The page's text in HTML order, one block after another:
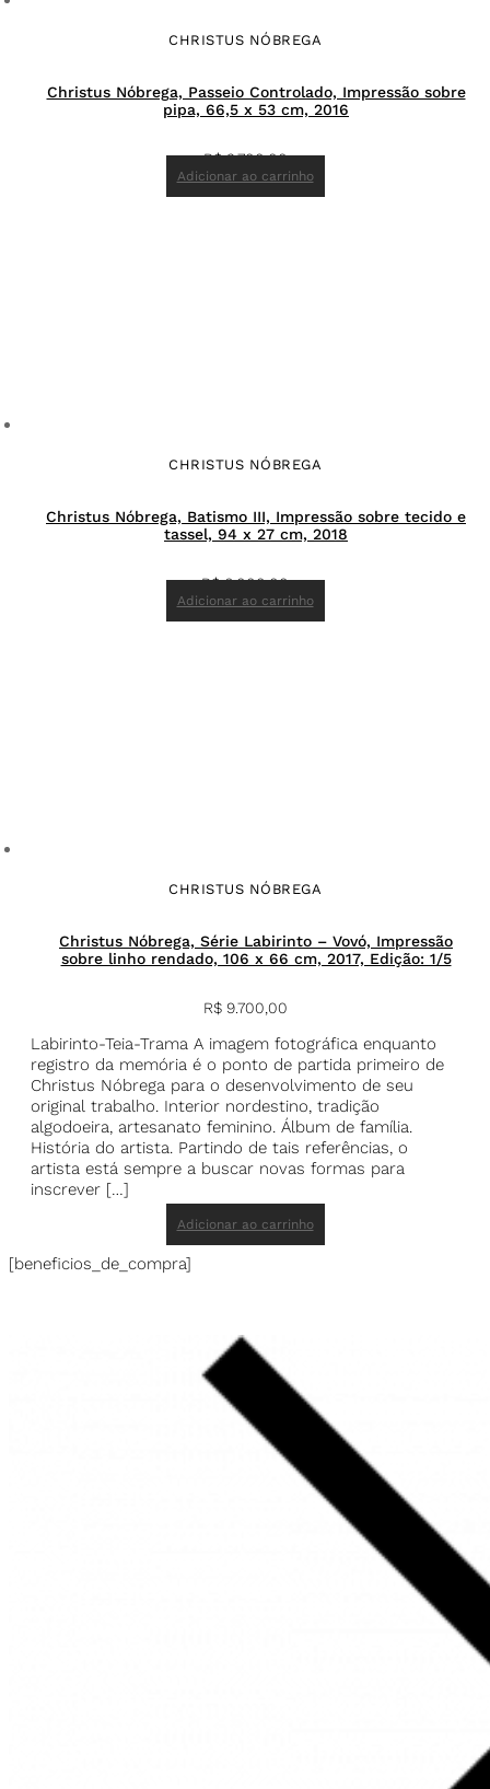
CHRISTUS NÓBREGA
Christus Nóbrega, Passeio Controlado, Impressão sobre
pipa, 66,5 x 53 cm, 2016
R$3.700,00
Adicionar ao carrinho
CHRISTUS NÓBREGA
Christus Nóbrega, Batismo III, Impressão sobre tecido e
tassel, 94 x 27 cm, 2018
R$6.000,00
Adicionar ao carrinho
CHRISTUS NÓBREGA
Christus Nóbrega, Série Labirinto – Vovó, Impressão
sobre linho rendado, 106 x 66 cm, 2017, Edição: 1/5
R$9.700,00
Labirinto-Teia-Trama A imagem fotográfica enquanto
registro da memória é o ponto de partida primeiro de
Christus Nóbrega para o desenvolvimento de seu
original trabalho. Interior nordestino, tradição
algodoeira, artesanato feminino. Álbum de família.
História do artista. Partindo de tais referências, o
artista está sempre a buscar novas formas para
inscrever […]
Adicionar ao carrinho
[beneficios_de_compra]